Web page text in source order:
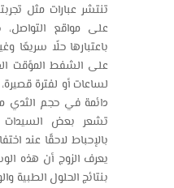
تنتشر عبارات مثل
على مواقع
باعتبارها حلًا سريعًا
على الشفط المؤقت
لساعات أو لفترة
دائمة في حجم الثدي
تشعر بعض السيدات
بالإحباط لاحقًا عند
يعرف الزوج أن هذه
بنتائج الحلول الطبية